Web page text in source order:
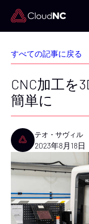
すべての記事に戻る
CNC加工を
簡単に
テオ・サヴィル
2023年8月18日